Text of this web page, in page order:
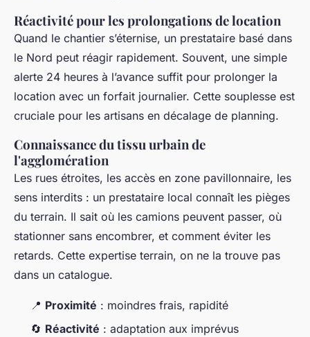
Réactivité pour les prolongations de location
Quand le chantier s’éternise, un prestataire basé dans
le Nord peut réagir rapidement. Souvent, une simple
alerte 24 heures à l’avance suffit pour prolonger la
location avec un forfait journalier. Cette souplesse est
cruciale pour les artisans en décalage de planning.
Connaissance du tissu urbain de
l'agglomération
Les rues étroites, les accès en zone pavillonnaire, les
sens interdits : un prestataire local connaît les pièges
du terrain. Il sait où les camions peuvent passer, où
stationner sans encombrer, et comment éviter les
retards. Cette expertise terrain, on ne la trouve pas
dans un catalogue.
📍 Proximité : moindres frais, rapidité
🔄 Réactivité : adaptation aux imprévus